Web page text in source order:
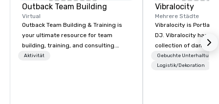
Outback Team Building
Virtual
Outback Team Building & Training is
your ultimate resource for team
building, training, and consulting.
Recommended by over 30,000+
Aktivität
Vibralocity
Mehrere Städte
Vibralocity is
DJ. Vibralocity has an
collection of dance
to fit any
Vibralocity, you get a
Gebuchte Unterhaltung
Logistik/Dekoration